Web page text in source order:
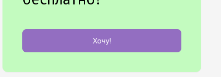
Хочу!